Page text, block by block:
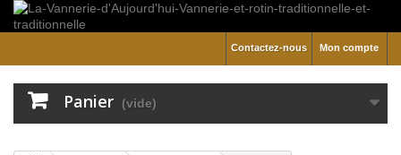
Mon compte
Contactez-nous
Panier (vide)